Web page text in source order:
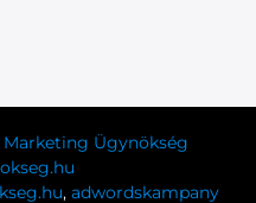
Marketing Ügynökség
, adwordskampany